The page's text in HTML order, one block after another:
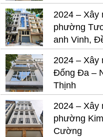
2024 – Xây
phường
anh Vinh,
2024 – Xây
Đống Đa –
Thịnh
2024 – Xây
phường
Cường